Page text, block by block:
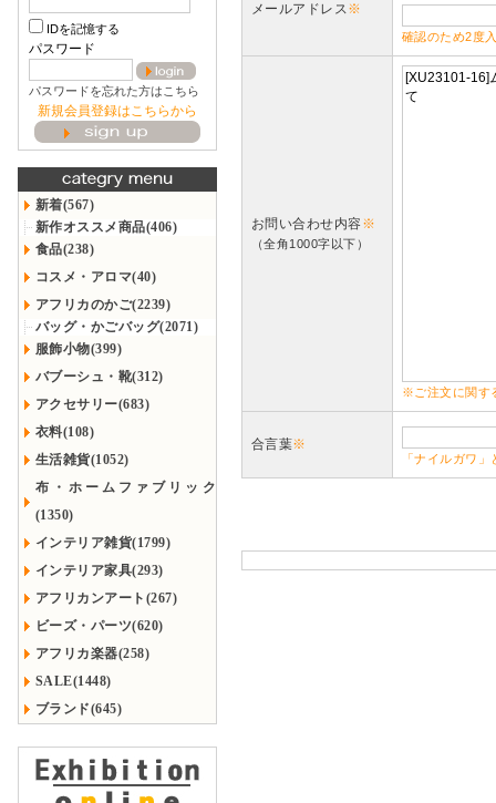
IDを記憶する
パスワード
パスワードを忘れた方はこちら
新規会員登録はこちらから
新着(567)
新作オススメ商品(406)
食品(238)
コスメ・アロマ(40)
アフリカのかご(2239)
バッグ・かごバッグ(2071)
服飾小物(399)
バブーシュ・靴(312)
アクセサリー(683)
衣料(108)
生活雑貨(1052)
布・ホームファブリック
(1350)
インテリア雑貨(1799)
インテリア家具(293)
アフリカンアート(267)
ビーズ・パーツ(620)
アフリカ楽器(258)
SALE(1448)
ブランド(645)
メールアドレス※
確認のため2度
お問い合わせ内容※
（全角1000字以下）
※ご注文に関す
合言葉※
「ナイルガワ